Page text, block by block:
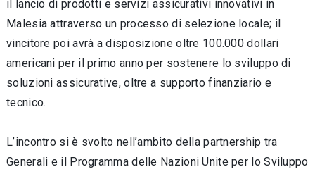
il lancio di prodotti e servizi assicurativi innovativi in
Malesia attraverso un processo di selezione locale; il
vincitore poi avrà a disposizione oltre 100.000 dollari
americani per il primo anno per sostenere lo sviluppo di
soluzioni assicurative, oltre a supporto finanziario e
tecnico.
L’incontro si è svolto nell’ambito della partnership tra
Generali e il Programma delle Nazioni Unite per lo Sviluppo